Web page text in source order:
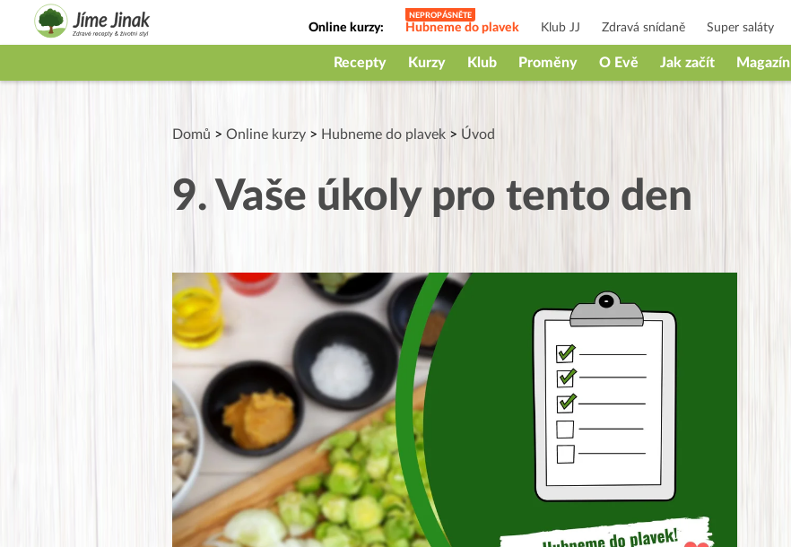
Online kurzy: Hubneme do plavek Klub JJ Zdravá snídaně Super saláty
Jak na babičky
Recepty Kurzy Klub Proměny O Evě Jak začít Magazín
Domů > Online kurzy > Hubneme do plavek > Úvod
9. Vaše úkoly pro tento den